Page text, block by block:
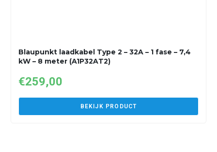
Blaupunkt laadkabel Type 2 – 32A – 1 fase – 7,4
kW – 8 meter (A1P32AT2)
€259,00
BEKIJK PRODUCT